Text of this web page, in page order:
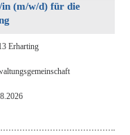
(m/w/d) für die
Erharting